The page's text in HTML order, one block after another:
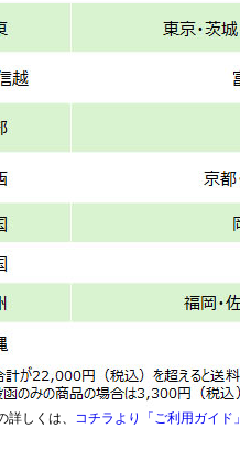
詳しくは、 コチラより「ご利用ガイド」
パワー
ー
ルス